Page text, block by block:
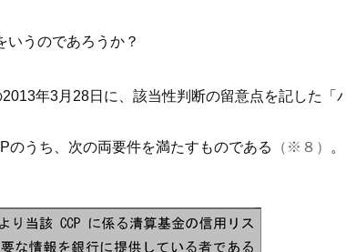
うのであろうか？
年3月28日に、該当性判断の留意点を記した
うち、次の両要件を満たすものである
（※８） 。